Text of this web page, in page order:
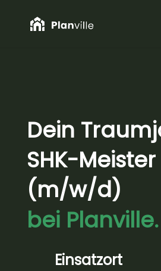
Dein
SHK-Meister
(m/w/d)
bei Planville.
Einsatzort